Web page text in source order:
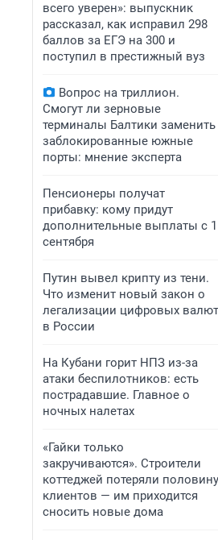
всего уверен»: выпускник
рассказал, как исправил 298
баллов за ЕГЭ на 300 и
поступил в престижный вуз
Вопрос на триллион.
Смогут ли зерновые
терминалы Балтики заменить
заблокированные южные
порты: мнение эксперта
Пенсионеры получат
прибавку: кому придут
дополнительные выплаты с 1
сентября
Путин вывел крипту из тени.
Что изменит новый закон о
легализации цифровых валют
в России
На Кубани горит НПЗ из-за
атаки беспилотников: есть
пострадавшие. Главное о
ночных налетах
«Гайки только
закручиваются». Строители
коттеджей потеряли половину
клиентов — им приходится
сносить новые дома